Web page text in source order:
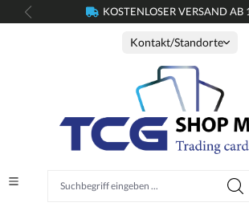
springen KOSTENLOSER VERSAND AB
Kontakt/Standorte